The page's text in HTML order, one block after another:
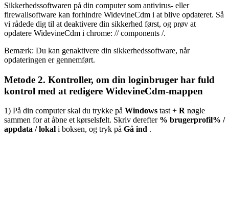
Sikkerhedssoftwaren på din computer som antivirus- eller
firewallsoftware kan forhindre WidevineCdm i at blive opdateret. Så
vi rådede dig til at deaktivere din sikkerhed først, og prøv at
opdatere WidevineCdm i chrome: // components /.
Bemærk: Du kan genaktivere din sikkerhedssoftware, når
opdateringen er gennemført.
Metode 2. Kontroller, om din loginbruger har fuld
kontrol med at redigere WidevineCdm-mappen
1) På din computer skal du trykke på Windows tast + R nøgle
sammen for at åbne et kørselsfelt. Skriv derefter % brugerprofil% /
appdata / lokal i boksen, og tryk på Gå ind .